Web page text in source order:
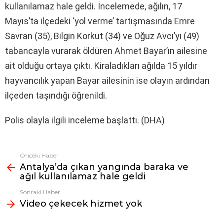
kullanılamaz hale geldi. İncelemede, ağılın, 17
Mayıs’ta ilçedeki ‘yol verme’ tartışmasında Emre
Savran (35), Bilgin Korkut (34) ve Oğuz Avcı’yı (49)
tabancayla vurarak öldüren Ahmet Bayar’ın ailesine
ait olduğu ortaya çıktı. Kiraladıkları ağılda 15 yıldır
hayvancılık yapan Bayar ailesinin ise olayın ardından
ilçeden taşındığı öğrenildi.
Polis olayla ilgili inceleme başlattı. (DHA)
Fazlasına
bak
Önceki Haber
Antalya’da çıkan yangında baraka ve
ağıl kullanılamaz hale geldi
Sonraki Haber
Video çekecek hizmet yok